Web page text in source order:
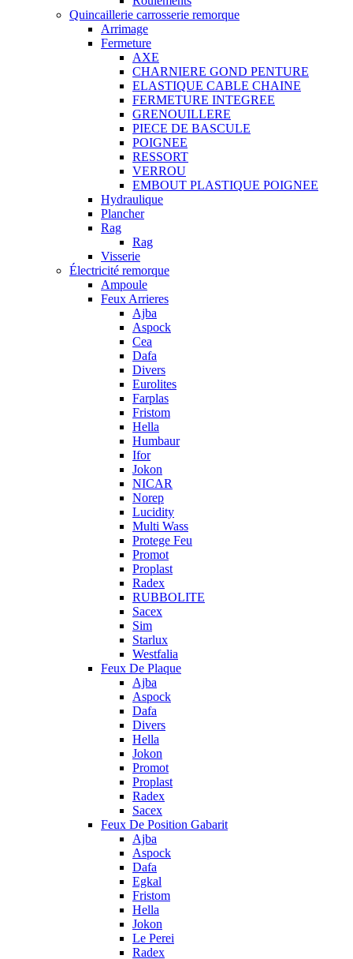
Quincaillerie carrosserie remorque
Arrimage
Fermeture
AXE
CHARNIERE GOND PENTURE
ELASTIQUE CABLE CHAINE
FERMETURE INTEGREE
GRENOUILLERE
PIECE DE BASCULE
POIGNEE
RESSORT
VERROU
EMBOUT PLASTIQUE POIGNEE
Hydraulique
Plancher
Rag
Rag
Visserie
Électricité remorque
Ampoule
Feux Arrieres
Ajba
Aspock
Cea
Dafa
Divers
Eurolites
Farplas
Fristom
Hella
Humbaur
Ifor
Jokon
NICAR
Norep
Lucidity
Multi Wass
Protege Feu
Promot
Proplast
Radex
RUBBOLITE
Sacex
Sim
Starlux
Westfalia
Feux De Plaque
Ajba
Aspock
Dafa
Divers
Hella
Jokon
Promot
Proplast
Radex
Sacex
Feux De Position Gabarit
Ajba
Aspock
Dafa
Egkal
Fristom
Hella
Jokon
Le Perei
Radex